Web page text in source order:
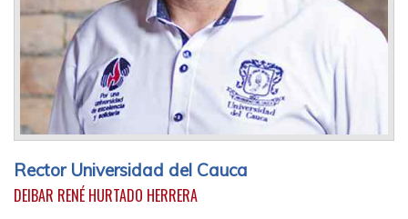
Rector Universidad del Cauca
DEIBAR RENÉ HURTADO HERRERA